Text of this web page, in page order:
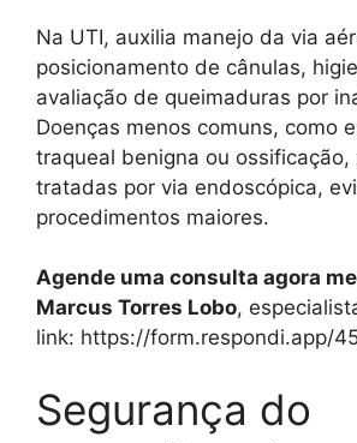
Na UTI, auxilia manejo da via
posicionamento de cânulas,
avaliação de queimaduras por
Doenças menos comuns, como
traqueal benigna ou ossificação,
tratadas por via endoscópica,
procedimentos maiores.
Agende uma consulta agora
Marcus Torres Lobo,
link: https://form.respondi.app/
Segurança do